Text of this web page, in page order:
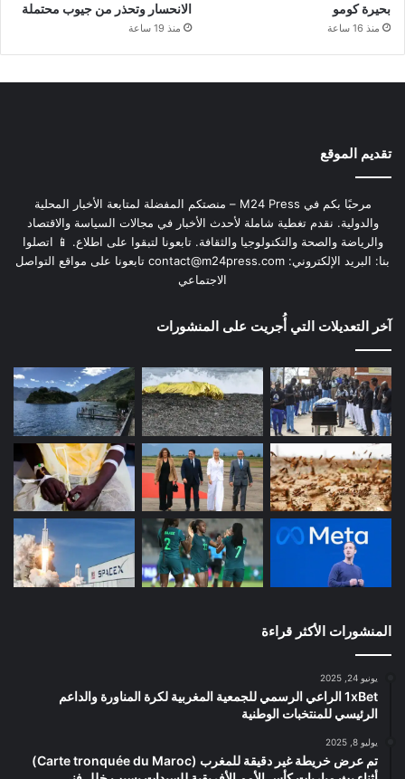
بحيرة كومو
منذ 16 ساعة
الانحسار وتحذر من جيوب محتملة
منذ 19 ساعة
تقديم الموقع
مرحبًا بكم في M24 Press – منصتكم المفضلة لمتابعة الأخبار المحلية
والدولية. نقدم تغطية شاملة لأحدث الأخبار في مجالات السياسة والاقتصاد
والرياضة والصحة والتكنولوجيا والثقافة. تابعونا لتبقوا على اطلاع. 📱 اتصلوا
بنا: البريد الإلكتروني: contact@m24press.com تابعونا على مواقع التواصل
الاجتماعي
آخر التعديلات التي أُجريت على المنشورات
المنشورات الأكثر قراءة
يونيو 24, 2025
1xBet الراعي الرسمي للجمعية المغربية لكرة المناورة والداعم
الرئيسي للمنتخبات الوطنية
يوليو 8, 2025
تم عرض خريطة غير دقيقة للمغرب (Carte tronquée du Maroc)